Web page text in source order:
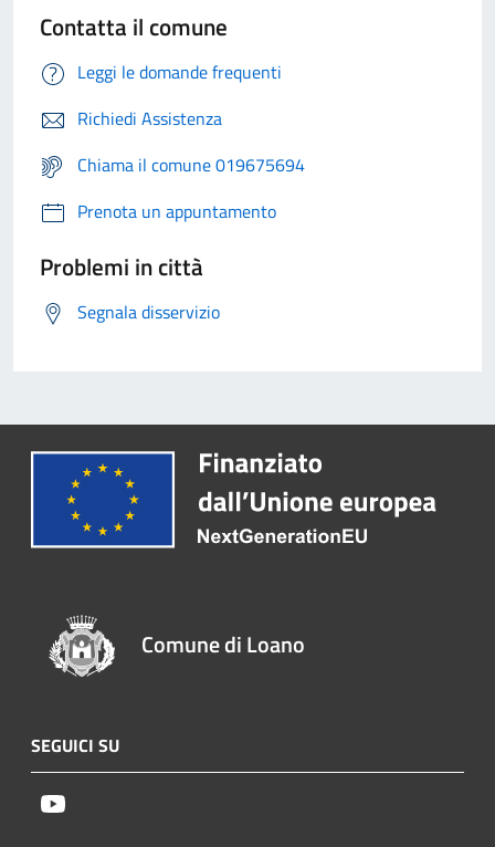
Contatta il comune
Leggi le domande frequenti
Richiedi Assistenza
Chiama il comune 019675694
Prenota un appuntamento
Problemi in città
Segnala disservizio
Comune di Loano
SEGUICI SU